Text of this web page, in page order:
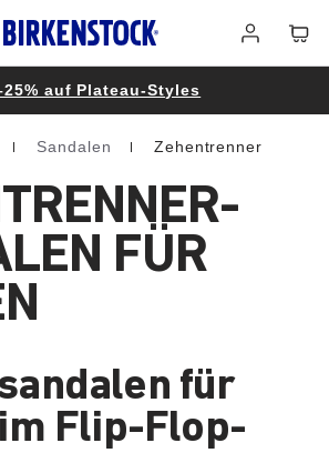
auf Plateau-Styles
Sandalen Zehentrenner
FÜR
für
Flip-Flop-